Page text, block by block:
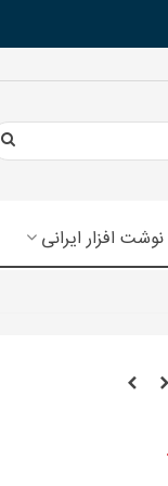
نوشت افزار ایرانی